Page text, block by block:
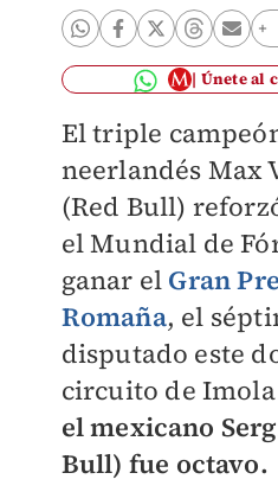
Únete al
El triple
neerlandés Max
(Red Bull)
el Mundial de
ganar el Gran
Romaña, el
disputado este
circuito de
el mexicano
Bull) fue octavo.